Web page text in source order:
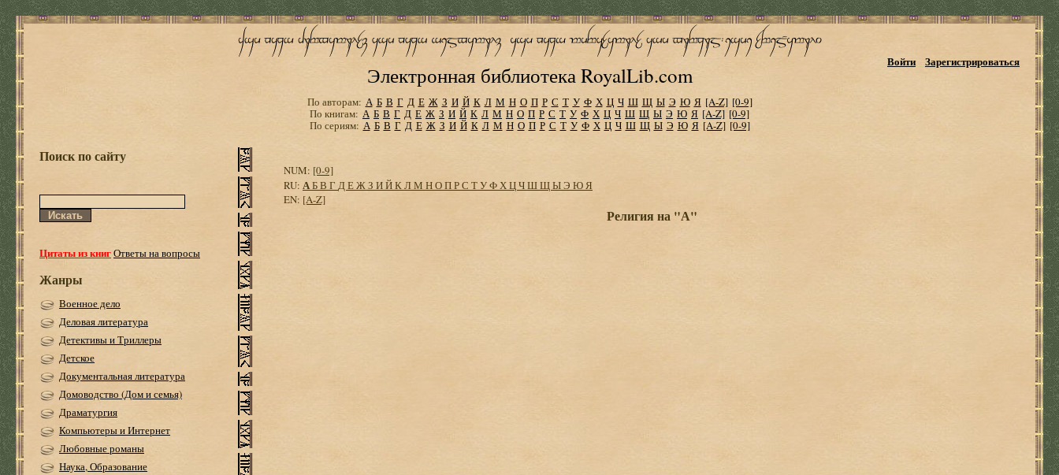
Электронная библиотека RoyalLib.com
Войти Зарегистрироваться
По авторам: А Б В Г Д Е Ж З И Й К Л М Н О П Р С Т У Ф Х Ц Ч Ш Щ Ы Э Ю Я [A-Z] [0-9]
По книгам: А Б В Г Д Е Ж З И Й К Л М Н О П Р С Т У Ф Х Ц Ч Ш Щ Ы Э Ю Я [A-Z] [0-9]
По сериям: А Б В Г Д Е Ж З И Й К Л М Н О П Р С Т У Ф Х Ц Ч Ш Щ Ы Э Ю Я [A-Z] [0-9]
Поиск по сайту
Цитаты из книгОтветы на вопросы
Жанры
Военное дело
Деловая литература
Детективы и Триллеры
Детское
Документальная литература
Домоводство (Дом и семья)
Драматургия
Компьютеры и Интернет
Любовные романы
Наука, Образование
NUM: [0-9]
RU: АБВ Г ДЕЖЗ ИЙКЛМ НОПРС ТУФХЦЧШЩЫЭ ЮЯ
EN: [A-Z]
Религия на "А"